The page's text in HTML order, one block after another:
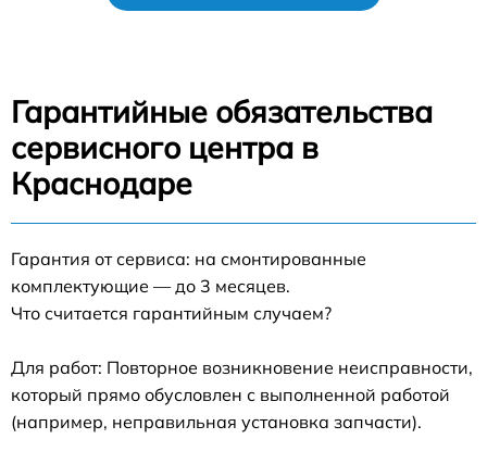
Гарантийные обязательства
сервисного центра в
Краснодаре
Гарантия от сервиса: на смонтированные
комплектующие — до 3 месяцев.
Что считается гарантийным случаем?
Для работ: Повторное возникновение неисправности,
который прямо обусловлен с выполненной работой
(например, неправильная установка запчасти).